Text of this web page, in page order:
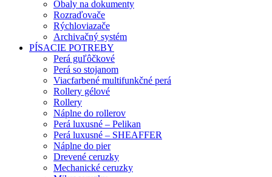
Obaly na dokumenty
Rozraďovače
Rýchloviazače
Archivačný systém
PÍSACIE POTREBY
Perá guľôčkové
Perá so stojanom
Viacfarbené multifunkčné perá
Rollery gélové
Rollery
Náplne do rollerov
Perá luxusné – Pelikan
Perá luxusné – SHEAFFER
Náplne do pier
Drevené ceruzky
Mechanické ceruzky